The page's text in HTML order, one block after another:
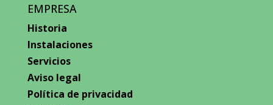
EMPRESA
Historia
Instalaciones
Servicios
Aviso legal
Política de privacidad